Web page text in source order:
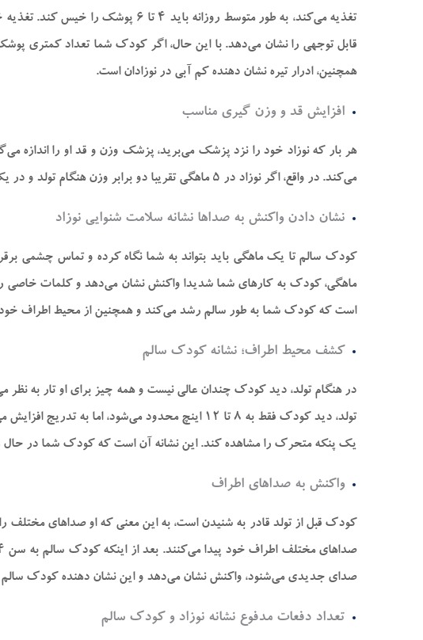
تغذیه می‌کند، به طور متوسط
قابل توجهی را نشان می‌دهد. با این حال، اگر کودک شما تعداد کمتری
همچنین، ادرار تیره نشان دهنده کم آبی در نوزادان است.
افزایش قد و وزن‌ گیری مناسب
می‌کند. در واقع، اگر نوزاد در ۵ ماهگی تقریبا دو برابر وزن هنگام تولد و در یک سالگی سه برابر شده باشد، به این معنی است که او سالم است.
نشان دادن واکنش به صدا‌ها نشانه سلامت شنوایی نوزاد
کودک سالم تا یک ماهگی باید بتواند به شما نگاه کرده و تماس چشمی
ماهگی، کودک به کار‌های شما شدیدا واکنش نشان می‌دهد و کلمات خاصی
است که کودک شما به طور سالم رشد می‌کند و همچنین از محیط اطراف
کشف محیط اطراف؛ نشانه کودک سالم
در هنگام تولد، دید کودک چندان عالی نیست و همه چیز برای او تار به
تولد، دید کودک فقط به ۸ تا ۱۲ اینچ محدود
یک پنکه متحرک را مشاهده کند. این نشانه آن است که کودک شما در
واکنش به صدا‌های اطراف
کودک قبل از تولد قادر به شنیدن است، به این معنی که او صدا‌های مختلف
صدای جدیدی می‌شنود، واکنش نشان می‌دهد و این نشان دهنده کودک
تعداد دفعات مدفوع نشانه نوزاد و کودک سالم